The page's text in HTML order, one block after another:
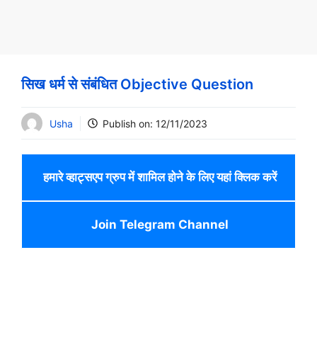
सिख धर्म से संबंधित Objective Question
Usha Publish on: 12/11/2023
हमारे व्हाट्सएप ग्रुप में शामिल होने के लिए यहां क्लिक करें
Join Telegram Channel